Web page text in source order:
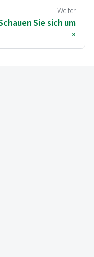
Weiter
Sie sich um